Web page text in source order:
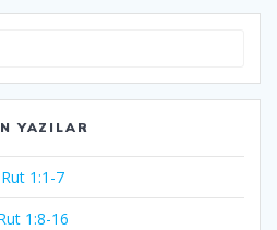
YAZILAR
Rut 1:1-7
1:8-16